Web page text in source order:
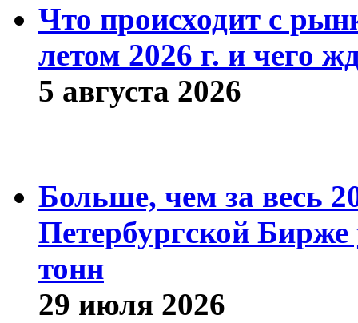
Что происходит с
летом 2026 г. и чего
5 августа 2026
Больше, чем за весь
Петербургской
тонн
29 июля 2026